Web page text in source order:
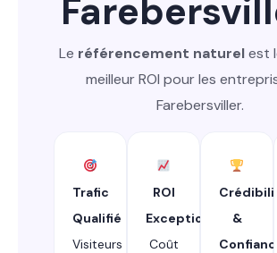
Le référencement naturelest
meilleur ROI pour les
Farebersviller.
Trafic
Qualifié
Visiteurs
ROI
Exceptionnel
Coût
&
Confiance